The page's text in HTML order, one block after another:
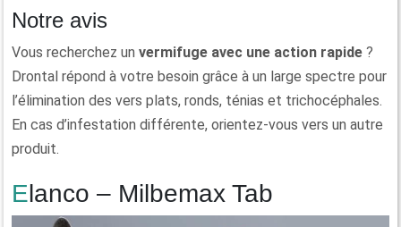
Notre avis
Vous recherchez un vermifuge avec une action rapide ?
Drontal répond à votre besoin grâce à un large spectre pour
l’élimination des vers plats, ronds, ténias et trichocéphales.
En cas d’infestation différente, orientez-vous vers un autre
produit.
Elanco – Milbemax Tab